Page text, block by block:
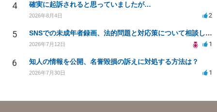
4 確実に起訴されると思っていましたが…
2026年8月4日 2
5 SNSでの未成年者録画、法的問題と対応策について相談したい
2026年7月12日 1
6 知人の情報を公開、名誉毀損の訴えに対処する方法は？
2026年7月30日 1